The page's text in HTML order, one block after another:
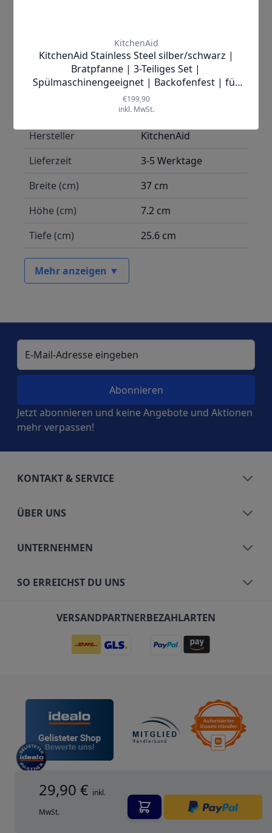
29,90 € inkl.
MwSt.
Mehr Informationen
Hersteller
KitchenAid
Lieferzeit
3-5 Werktage
Breite (cm)
37 cm
Höhe (cm)
7.2 cm
Tiefe (cm)
25.6 cm
Mehr anzeigen ▼
E-Mail-Adresse
Jetzt abonnieren und keine Angebote und Aktionen
mehr verpassen!
KONTAKT & SERVICE
ÜBER UNS
UNTERNEHMEN
SO ERREICHST DU UNS
VERSANDPARTNERBEZAHLARTEN